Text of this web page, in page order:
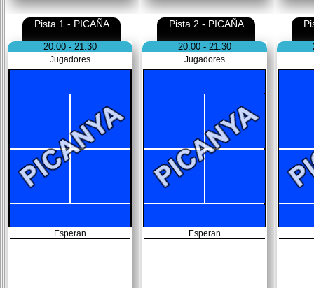
Pista 1 - PICAÑA
20:00 - 21:30
Jugadores
Esperan
Pista 2 - PICAÑA
20:00 - 21:30
Jugadores
Esperan